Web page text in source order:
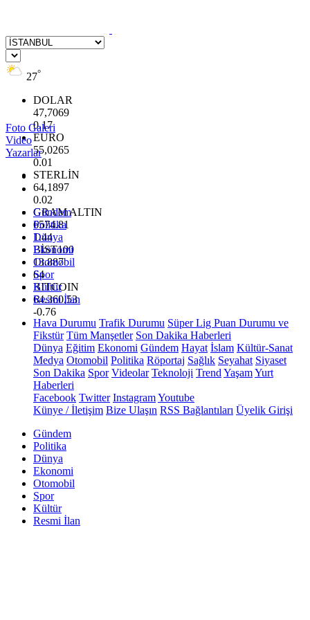
27°
DOLAR
47,7069
0.17
EURO
55,0265
0.01
STERLİN
64,1897
0.02
GRAM ALTIN
6574.81
1.44
BİST100
13.887
64
BITCOIN
64.360,53
-0.76
Foto Galeri
Video
Yazarlar
Gündem
Politika
Dünya
Ekonomi
Otomobil
Spor
Kültür
Resmi İlan
Hava Durumu Trafik Durumu Süper Lig Puan Durumu ve
Fikstür Tüm Manşetler Son Dakika Haberleri
Dünya Eğitim Ekonomi Gündem Hayat İslam Kültür-Sanat
Medya Otomobil Politika Röportaj Sağlık Seyahat Siyaset
Son Dakika Spor Videolar Teknoloji Trend YaşamYurt
Haberleri
Facebook Twitter InstagramYoutube
Künye / İletişim Bize Ulaşın RSS Bağlantıları Üyelik Girişi
Gündem
Politika
Dünya
Ekonomi
Otomobil
Spor
Kültür
Resmi İlan